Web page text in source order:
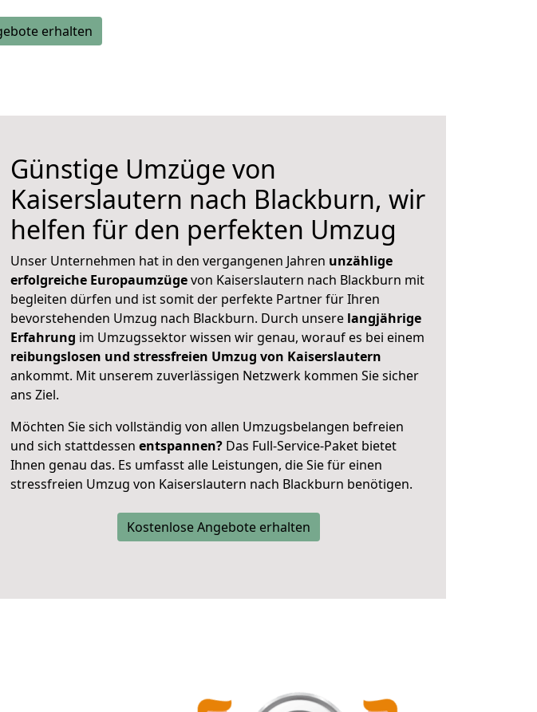
erhalten
Günstige Umzüge von
Kaiserslautern nach Blackburn, wir
helfen für den perfekten Umzug
Unser Unternehmen hat in den vergangenen Jahren unzählige
erfolgreiche Europaumzügevon Kaiserslautern nach Blackburn mit
begleiten dürfen und ist somit der perfekte Partner für Ihren
bevorstehenden Umzug nach Blackburn. Durch unsere langjährige
Erfahrung im Umzugssektor wissen wir genau, worauf es bei einem
reibungslosen und stressfreien Umzug von Kaiserslautern
ankommt. Mit unserem zuverlässigen Netzwerk kommen Sie sicher
ans Ziel.
Möchten Sie sich vollständig von allen Umzugsbelangen befreien
und sich stattdessen entspannen? Das Full-Service-Paket bietet
Ihnen genau das. Es umfasst alle Leistungen, die Sie für einen
stressfreien Umzug von Kaiserslautern nach Blackburn benötigen.
Kostenlose Angebote erhalten